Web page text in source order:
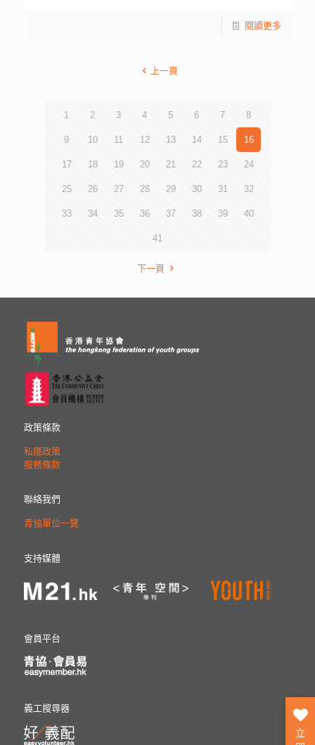
閱讀更多
上一頁
1 2 3 4 5 6 7 8
9 10 11 12 13 14 15 16
17 18 19 20 21 22 23 24
25 26 27 28 29 30 31 32
33 34 35 36 37 38 39 40
41
下一頁
政策條款
私隱政策
服務條款
聯絡我們
青協單位一覽
支持媒體
會員平台
義工搜尋器
立